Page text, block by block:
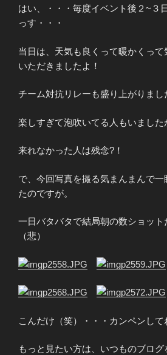
はい、・・・毎度イベント後２~３
っす・・・
当日は、天気も良くって暖かくって
いただきましたよ！
チーム対抗リレーも盛り上がりまし
楽しすぎて泡吹いてる人もいました
来れなかった人は残念?！
で、今回写真を撮る気まんまんで一
たのですが。
一日バタバタで結局朝の数ショット
（悲）
こんだけ（笑）・・・カンペンして
もっと見たい方は、いつものブログ